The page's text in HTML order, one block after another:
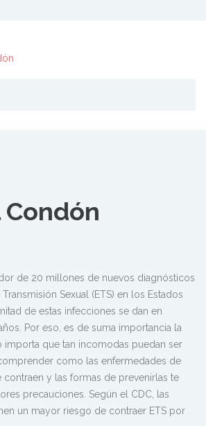
de 20 millones de nuevos diagnósticos
Sexual (ETS) en los Estados
de estas infecciones se dan en
Por eso, es de suma importancia la
importa que tan incomodas puedan ser
como las enfermedades de
contraen y las formas de prevenirlas te
precauciones. Según el CDC, las
un mayor riesgo de contraer ETS por